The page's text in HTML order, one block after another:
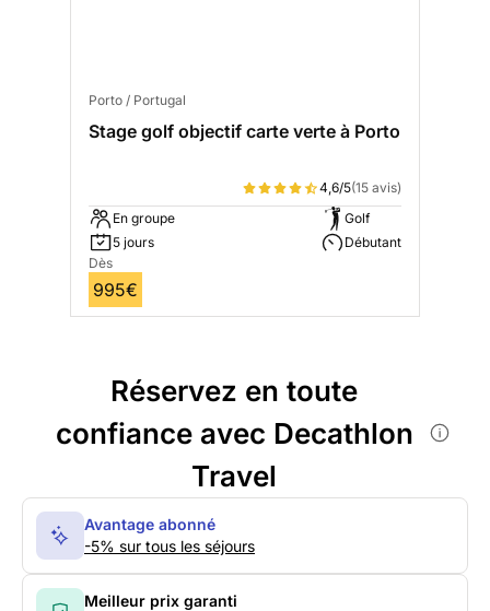
Porto / Portugal
Stage golf objectif carte verte à Porto
4,6/5(15 avis)
En groupe
5 jours
Golf
Débutant
Dès
995€
Réservez en toute
confiance avec Decathlon
Travel
Avantage abonné
-5% sur tous les séjours
Meilleur prix garanti